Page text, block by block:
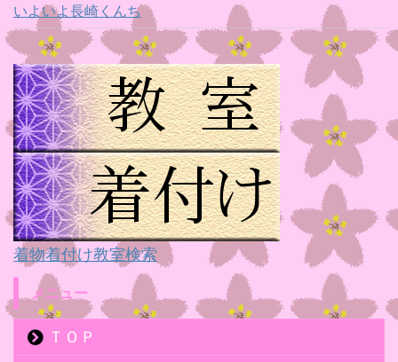
いよいよ長崎くんち
着物着付け教室検索
メニュー
ＴＯＰ